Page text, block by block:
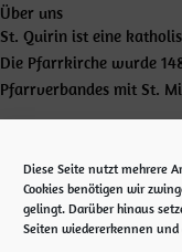
Diese Seite nutzt mehrere
Cookies benötigen wir
gelingt. Darüber hinaus
Seiten wiedererkennen und
Über uns
St. Quirin ist eine
Die Pfarrkirche wurde
Pfarrverbandes mit St.
Kontakt
Pfarramt St. Quirin
Ubostraße 5
81245 München